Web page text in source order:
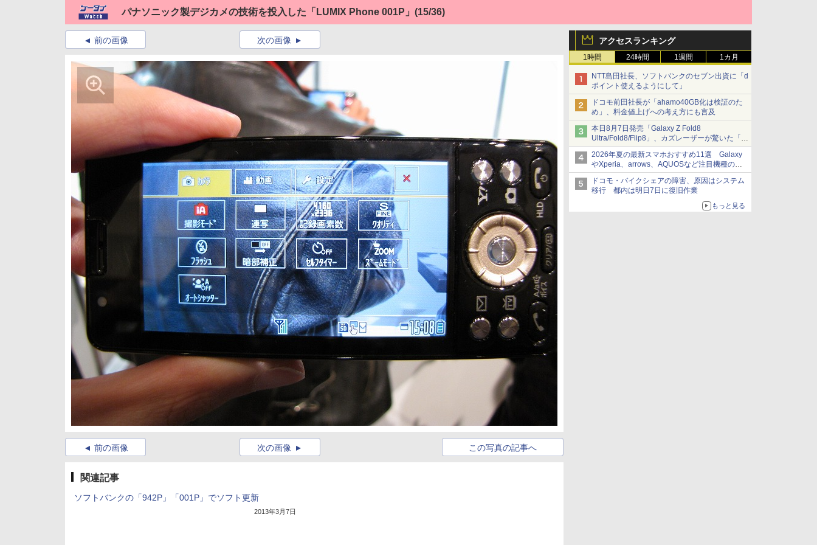
パナソニック製デジカメの技術を投入した「LUMIX Phone 001P」 (15/36)
アクセスランキング
1時間 24時間 1週間 1カ月
NTT島田社長、ソフトバンクのセブン出資に「d
ポイント使えるようにして」
ドコモ前田社長が「ahamo40GB化は検証のた
め」、料金値上げへの考え方にも言及
本日8月7日発売「Galaxy Z Fold8
Ultra/Fold8/Flip8」、カズレーザーが驚いた「そ
ば屋のメニュー並みの薄さ」
2026年夏の最新スマホおすすめ11選 Galaxy
やXperia、arrows、AQUOSなど注目機種の特
徴は
ドコモ・バイクシェアの障害、原因はシステム
移行 都内は明日7日に復旧作業
もっと見る
前の画像 次の画像
前の画像 この写真の記事へ
次の画像
関連記事
ソフトバンクの「942P」「001P」でソフト更新
2013年3月7日